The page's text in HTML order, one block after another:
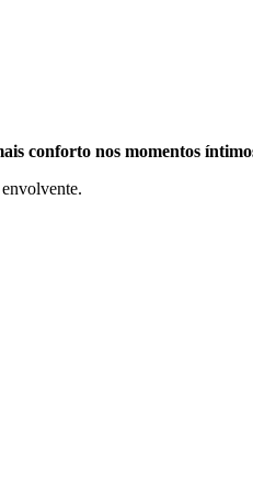
conforto nos momentos